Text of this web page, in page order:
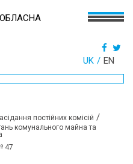
UK EN
постійних комісій /
комунального майна та
47